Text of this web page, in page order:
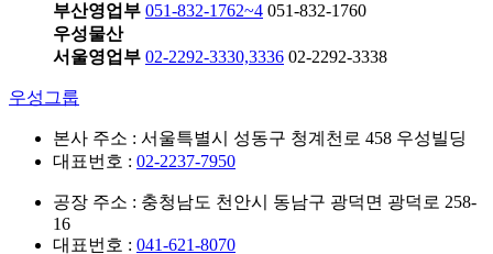
부산영업부 051-832-1762~4 051-832-1760
우성물산
서울영업부 02-2292-3330,3336 02-2292-3338
우성그룹
본사 주소 : 서울특별시 성동구 청계천로 458 우성빌딩
대표번호 : 02-2237-7950
공장 주소 : 충청남도 천안시 동남구 광덕면 광덕로 258-
16
대표번호 : 041-621-8070